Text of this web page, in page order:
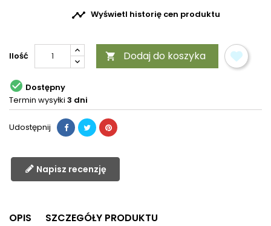
 Wyświetl historię cen produktu
Ilość  Dodaj do koszyka
 Dostępny
Termin wysyłki 3 dni
Udostępnij
Napisz recenzję
OPIS
SZCZEGÓŁY PRODUKTU